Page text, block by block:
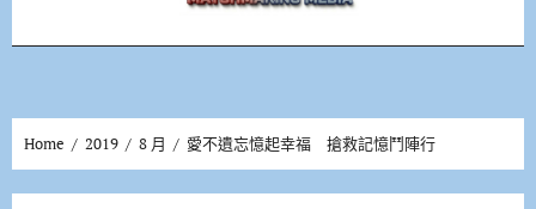
Home 2019 8 月 愛不遺忘憶起幸福 搶救記憶鬥陣行